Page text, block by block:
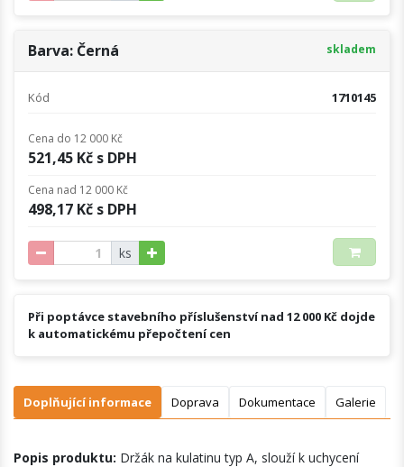
Barva: Černá skladem
Kód 1710145
Cena do 12 000 Kč
521,45 Kč s DPH
Cena nad 12 000 Kč
498,17 Kč s DPH
ks
Při poptávce stavebního příslušenství nad 12 000 Kč dojde
k automatickému přepočtení cen
Doplňující informace Doprava Dokumentace Galerie
Popis produktu: Držák na kulatinu typ A, slouží k uchycení